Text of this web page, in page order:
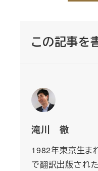
この記事を
滝川 徹
1982年東京生ま
で翻訳出版され